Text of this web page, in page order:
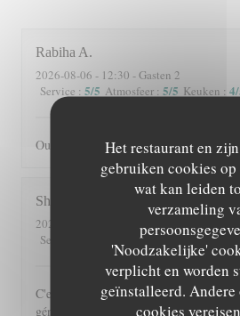
Het restaurant en
gebruiken cookies op
wat kan leiden
verzameling
'Noodzakelijke'
verplicht en worden
geïnstalleerd.
cookies
Rabiha A
2026-08-06 - 12:30 - Gasten 2
Service : 5/5 Atmosfeer : 5/5 Keuken : 4
Oui je recommande
Shérazade
2026-08-05
Service
Atmosfeer: 4/5 Keuken: 5
C'est toujours un régal de venir à Beyit
généreuses et on y mange vraiment